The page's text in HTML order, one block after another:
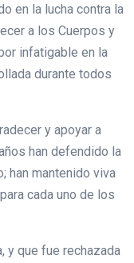
en la lucha contra la
a los Cuerpos y
infatigable en la
durante todos
y apoyar a
han defendido la
han mantenido viva
cada uno de los
y que fue rechazada